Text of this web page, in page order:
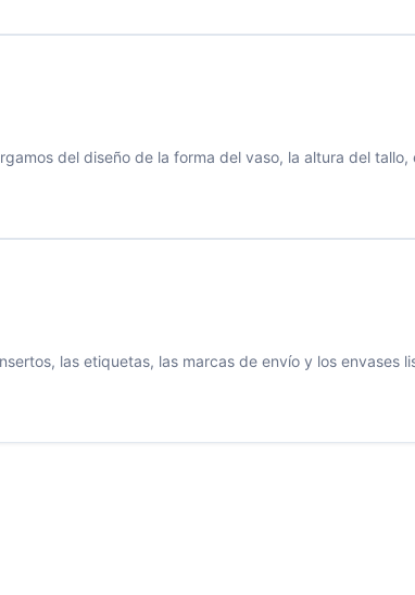
del diseño de la forma del vaso, la altura del
las etiquetas, las marcas de envío y los